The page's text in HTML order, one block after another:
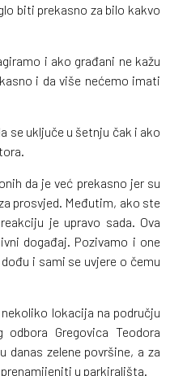
biti prekasno za bilo kakvo
i ako građani ne kažu
i da više nećemo imati
se uključe u šetnju čak i ako
da je već prekasno jer su
prosvjed. Međutim, ako ste
je upravo sada. Ova
događaj. Pozivamo i one
i sami se uvjere o čemu
lokacija na području
odbora Gregovica Teodora
danas zelene površine, a za
u parkirališta.